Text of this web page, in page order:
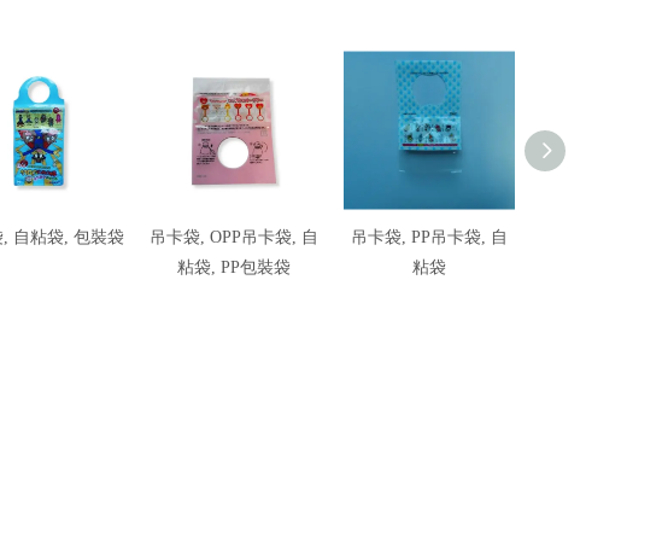
, 自粘袋, 包裝袋
吊卡袋, OPP吊卡袋, 自
粘袋, PP包裝袋
吊卡袋, PP吊卡袋, 自
粘袋